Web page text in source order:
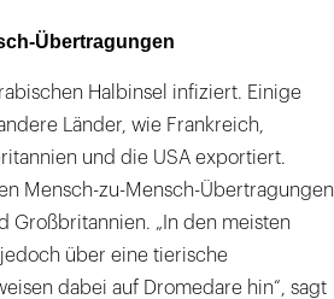
Übertragungen
Halbinsel infiziert. Einige
Länder, wie Frankreich,
und die USA exportiert.
Mensch-zu-Mensch-Übertragungen
Großbritannien. „In den meisten
über eine tierische
dabei auf Dromedare hin“, sagt